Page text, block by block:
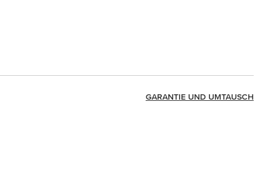
GARANTIE UND UMTAUSCH